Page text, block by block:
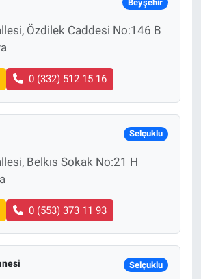
Beyşehir
Özdilek Caddesi No:146 B
0 (332) 512 15 16
Selçuklu
Belkıs Sokak No:21 H
0 (553) 373 11 93
Selçuklu